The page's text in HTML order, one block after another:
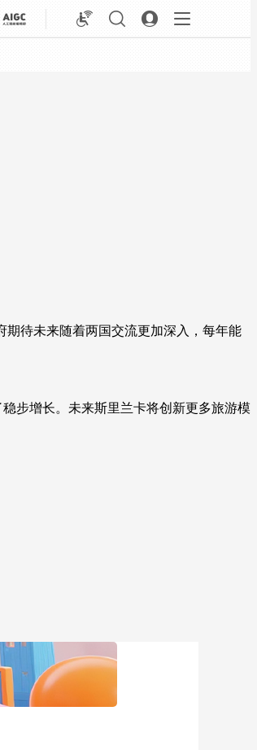
央央好物
待未来随着两国交流更加深入，每年能
步增长。未来斯里兰卡将创新更多旅游模